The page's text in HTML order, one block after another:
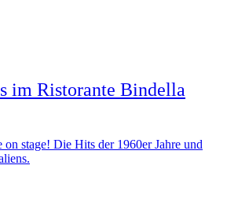
im Ristorante Bindella
stage! Die Hits der 1960er Jahre und